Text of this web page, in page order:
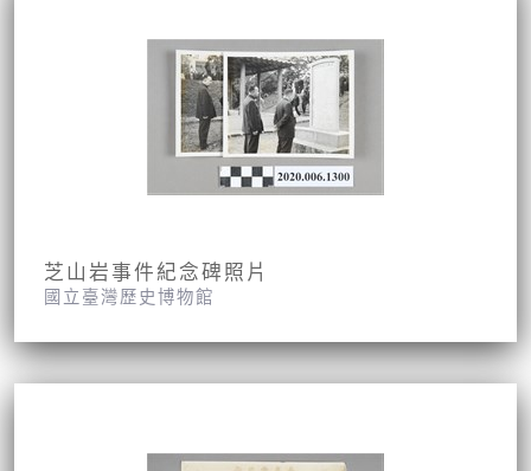
芝山岩事件紀念碑照片
國立臺灣歷史博物館